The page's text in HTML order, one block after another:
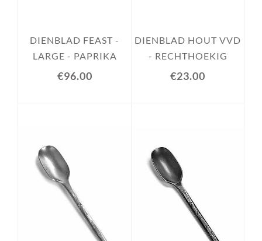
DIENBLAD FEAST -
LARGE - PAPRIKA
€96.00
DIENBLAD HOUT VVD
- RECHTHOEKIG
€23.00